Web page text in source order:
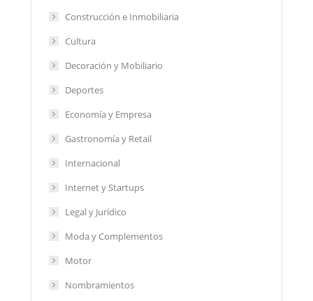
Construcción e Inmobiliaria
Cultura
Decoración y Mobiliario
Deportes
Economía y Empresa
Gastronomía y Retail
Internacional
Internet y Startups
Legal y Jurídico
Moda y Complementos
Motor
Nombramientos